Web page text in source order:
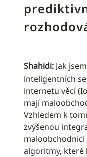
Shahidi: Jak
inteligentních
internetu věcí
mají
Vzhledem k
zvýšenou
algoritmy, které